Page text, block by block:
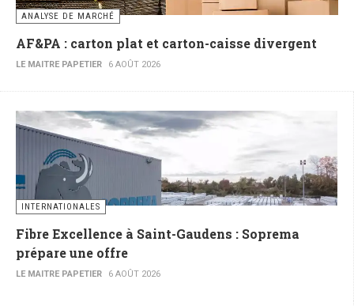
ANALYSE DE MARCHÉ
AF&PA : carton plat et carton-caisse divergent
LE MAITRE PAPETIER 6 AOÛT 2026
INTERNATIONALES
Fibre Excellence à Saint-Gaudens : Soprema
prépare une offre
LE MAITRE PAPETIER 6 AOÛT 2026